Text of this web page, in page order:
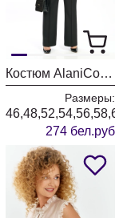
Костюм AlaniCollection 2580 черный
Размеры:
274 бел.руб